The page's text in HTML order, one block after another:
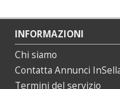
INFORMAZIONI
Chi siamo
Contatta Annunci
Termini del servizio